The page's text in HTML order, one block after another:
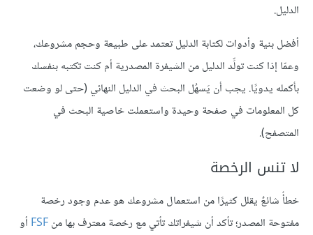
الدليل.
أفضل بنية وأدوات لكتابة الدليل تعتمد على طبيعة وحجم مشروعك،
وعمّا إذا كنت تولِّد الدليل من الشيفرة المصدرية أم كنت تكتبه بنفسك
بأكمله يدويًا. يجب أن يَسهُل البحث في الدليل النهائي (حتى لو وضعت
كل المعلومات في صفحة وحيدة واستعملت خاصية البحث في
المتصفح).
لا تنس الرخصة
خطأٌ شائعٌ يقلل كثيرًا من استعمال مشروعك هو عدم وجود رخصة
مفتوحة المصدر؛ تأكد أن شيفراتك تأتي مع رخصة معترف بها منFSF أو